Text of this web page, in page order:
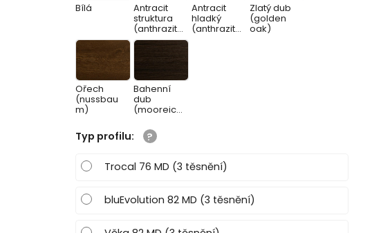
Bílá Antracit
struktura
(anthrazitg
rau)
Antracit
hladký
(anthrazitg
Zlatý dub
(golden
oak)
Ořech
(nussbau
m)
Bahenní
dub
(mooreich
Typ profilu:
Trocal 76 MD (3 těsnění)
bluEvolution 82 MD (3 těsnění)